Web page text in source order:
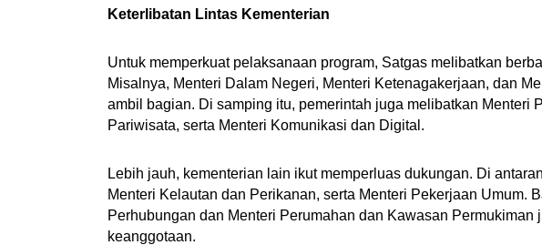
Keterlibatan Lintas Kementerian
Untuk memperkuat pelaksanaan program, Satgas melibatkan
Misalnya, Menteri Dalam Negeri, Menteri Ketenagakerjaan, dan
ambil bagian. Di samping itu, pemerintah juga melibatkan Menteri
Pariwisata, serta Menteri Komunikasi dan Digital.
Lebih jauh, kementerian lain ikut memperluas dukungan. Di
Menteri Kelautan dan Perikanan, serta Menteri Pekerjaan Umum.
Perhubungan dan Menteri Perumahan dan Kawasan Permukiman
keanggotaan.